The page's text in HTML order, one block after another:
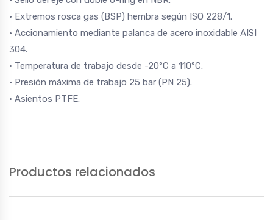
• Extremos rosca gas (BSP) hembra según ISO 228/1.
• Accionamiento mediante palanca de acero inoxidable AISI
304.
• Temperatura de trabajo desde -20ºC a 110ºC.
• Presión máxima de trabajo 25 bar (PN 25).
• Asientos PTFE.
Productos relacionados